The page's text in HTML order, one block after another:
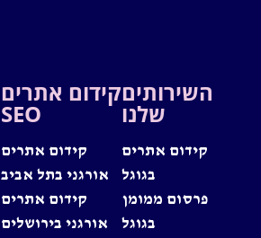
השירותים
שלנו
קידום אתרים
בגוגל
פרסום ממומן
בגוגל
קידום אתרים
SEO
קידום אתרים
אורגני בתל אביב
קידום אתרים
אורגני בירושלים